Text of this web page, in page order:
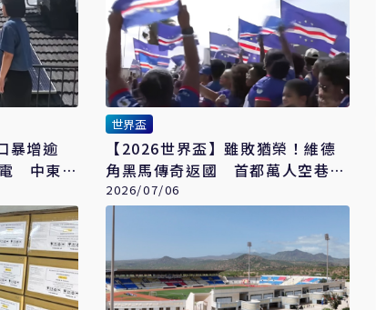
暴增逾
中東油
世界盃
【2026世界盃】雖敗猶榮！維德
角黑馬傳奇返國 首都萬人空巷迎
英雄「藍鯊隊」
2026/07/06